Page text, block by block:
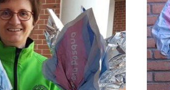
anche i volontari più
per aiutare i bambini!
NEWS